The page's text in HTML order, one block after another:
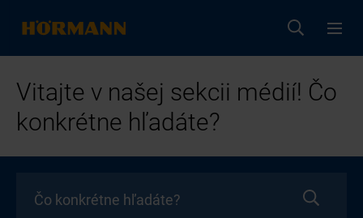
Vitajte v našej sekcii médií! Čo
konkrétne hľadáte?